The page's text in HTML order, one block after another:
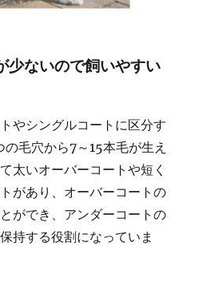
少ないので飼いやすい
やシングルコートに区分す
毛穴から7～15本毛が生え
太いオーバーコートや短く
があり、オーバーコートの
ができ、アンダーコートの
持する役割になっていま